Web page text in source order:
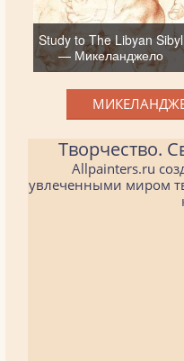
Study to The Libyan Sibyl
— Микеланджело
Творчество.
Allpainters.ru
увлеченными миром